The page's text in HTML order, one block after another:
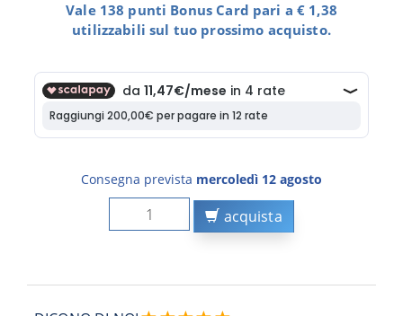
Vale 138 punti Bonus Card pari a € 1,38
utilizzabili sul tuo prossimo acquisto.
Consegna prevista mercoledì 12 agosto
acquista